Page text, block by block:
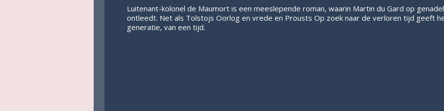
Luitenant-kolonel de Maumort is een meeslepende roman, waarin Martin du Gard op
ontleedt. Net als Tolstojs Oorlog en vrede en Prousts Op zoek naar de verloren tijd geeft
generatie, van een tijd.